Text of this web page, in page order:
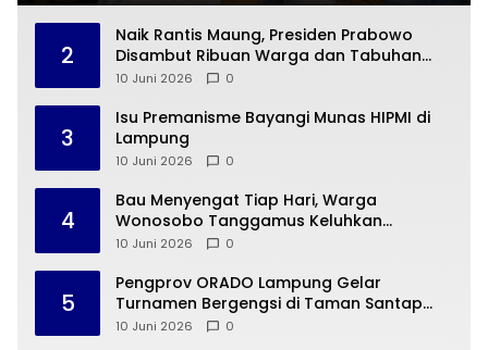
2
Naik Rantis Maung, Presiden Prabowo
Disambut Ribuan Warga dan Tabuhan
Gendang di Pesisir Barat
10 Juni 2026 0
3
Isu Premanisme Bayangi Munas HIPMI di
Lampung
10 Juni 2026 0
4
Bau Menyengat Tiap Hari, Warga
Wonosobo Tanggamus Keluhkan
Pembuangan Limbah Cair SPPG MBG
10 Juni 2026 0
5
Pengprov ORADO Lampung Gelar
Turnamen Bergengsi di Taman Santap
Rumah Kayu
10 Juni 2026 0